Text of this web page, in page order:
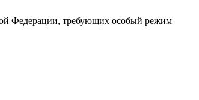
Федерации, требующих особый режим